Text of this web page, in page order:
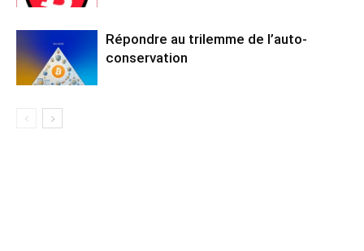
Répondre au trilemme de l’auto-
conservation